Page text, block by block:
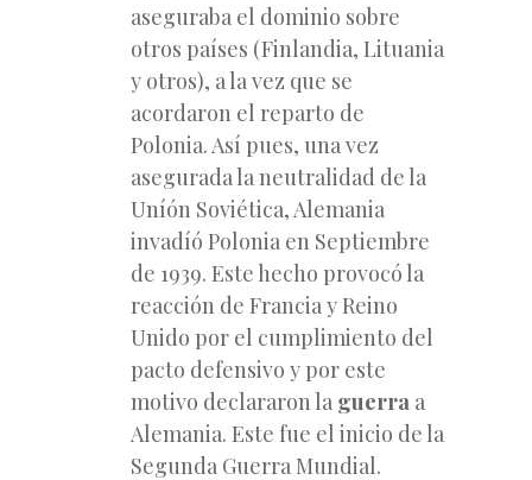
aseguraba el dominio sobre
otros países (Finlandia, Lituania
y otros), a la vez que se
acordaron el reparto de
Polonia. Así pues, una vez
asegurada la neutralidad de la
Uníón Soviética, Alemania
invadíó Polonia en Septiembre
de 1939. Este hecho provocó la
reacción de Francia y Reino
Unido por el cumplimiento del
pacto defensivo y por este
motivo declararon la guerra a
Alemania. Este fue el inicio de la
Segunda Guerra Mundial.